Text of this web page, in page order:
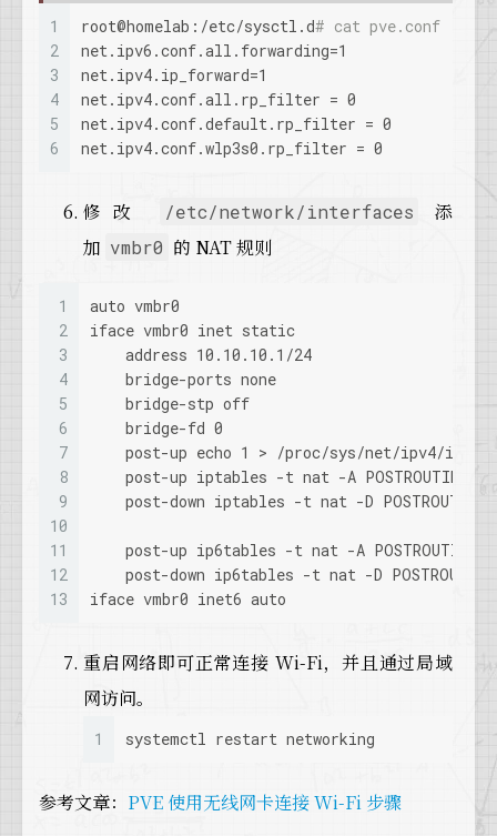
1
2
3
4
5
6
root@homelab:/etc/sysctl.d# cat pve.conf
net.ipv6.conf.all.forwarding=1
net.ipv4.ip_forward=1
net.ipv4.conf.all.rp_filter = 0
net.ipv4.conf.default.rp_filter = 0
net.ipv4.conf.wlp3s0.rp_filter = 0
修改 /etc/network/interfaces
添
加 vmbr0 的 NAT 规则
1
2
3
4
5
6
7
8
9
10
11
12
13
auto vmbr0
iface vmbr0 inet static
    address 10.10.10.1/24
    bridge-ports none
    bridge-stp off
    bridge-fd 0
post-up echo 1 > /proc/sys/net/ipv4/
post-up iptables -t nat -A POSTROUTING
post-down iptables -t nat -D
post-up ip6tables -t nat -A POSTROUTING
post-down ip6tables -t nat -D
iface vmbr0 inet6 auto
重启网络即可正常连接 Wi-Fi，并且通过局域
网访问。
1 systemctl restart networking
参考文章： PVE 使用无线网卡连接 Wi-Fi 步骤